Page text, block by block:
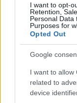
I want to opt-
Retention,
Personal Data
Purposes for
Opted Out
Google
I want to allow
related to
device
Η Μαργαρίτα